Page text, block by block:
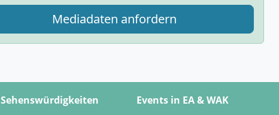
Mediadaten anfordern
Events in EA & WAK